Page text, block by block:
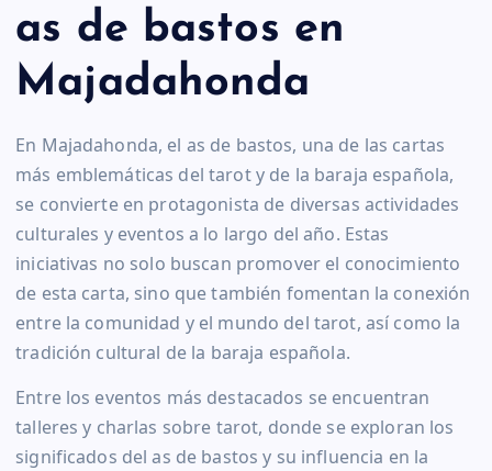
as de bastos en
Majadahonda
En Majadahonda, el as de bastos, una de las cartas
más emblemáticas del tarot y de la baraja española,
se convierte en protagonista de diversas actividades
culturales y eventos a lo largo del año. Estas
iniciativas no solo buscan promover el conocimiento
de esta carta, sino que también fomentan la conexión
entre la comunidad y el mundo del tarot, así como la
tradición cultural de la baraja española.
Entre los eventos más destacados se encuentran
talleres y charlas sobre tarot, donde se exploran los
significados del as de bastos y su influencia en la